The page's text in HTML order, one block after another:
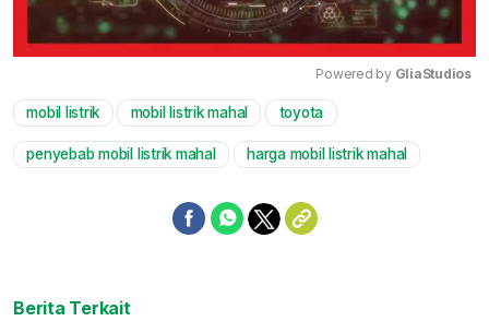
Powered by GliaStudios
mobil listrik mobil listrik mahal toyota
penyebab mobil listrik mahal harga mobil listrik mahal
Berita Terkait